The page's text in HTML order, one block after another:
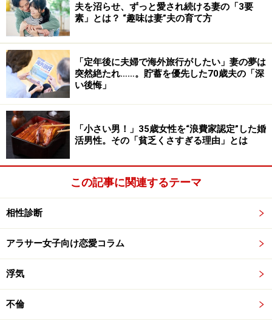
間に育ちます。楽天的で自由奔放なのは末っ子に見られ
る性格で、長子は自分を抑圧し、控えめで意志が強い性
格になりがちです。
家を継ぐなど、長子は家族の期待を背負っていることも
多いため、手堅く堅実な生き方を良しとする真面目な性
格にもなりやすいでしょう。自分の理想に対するこだわ
りが強く、人から指図されることを好みませんから、一
度決めたことに関しては人のアドバイスにも耳を貸さな
いところがあります。
じつはこの長子、末っ子やひとりっ子とは相性がいいの
ですが、長子同士は一般的に相性が悪いといわれていま
す。続いて長子同士の相性が悪い理由と、相性を改善す
るためのポイントについて、解説していきましょう。
長子同士の相性を改善するための3つのポイ
夫を沼らせ、ずっと愛され続ける妻の「3要
素」とは？ “趣味は妻”夫の育て方
「定年後に夫婦で海外旅行がしたい」妻の夢は
突然絶たれ……。貯蓄を優先した70歳夫の「深
い後悔」
「小さい男！」35歳女性を“浪費家認定”した婚
活男性。その「貧乏くさすぎる理由」とは
この記事に関連するテーマ
相性診断
アラサー女子向け恋愛コラム
浮気
不倫